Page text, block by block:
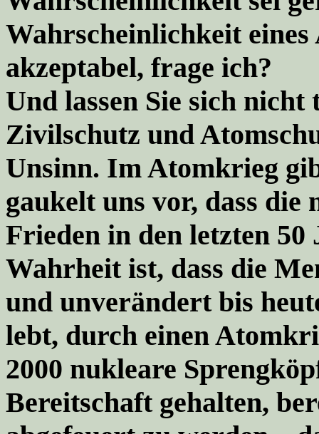
Wahrscheinlichkeit
akzeptabel, frage ich?
Und lassen Sie sich
Zivilschutz und
Unsinn. Im Atomkrieg
gaukelt uns vor, dass die
Frieden in den letzten
Wahrheit ist, dass die
und unverändert bis
lebt, durch einen
2000 nukleare
Bereitschaft gehalten,